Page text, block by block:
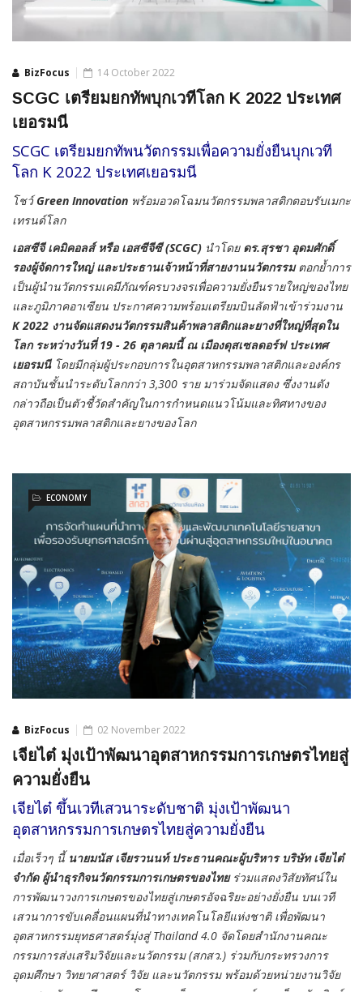
BizFocus 14 October 2022
SCGC เตรียมยกทัพบุกเวทีโลก K 2022 ประเทศ
เยอรมนี
SCGC เตรียมยกทัพนวัตกรรมเพื่อความยั่งยืนบุกเวที
โลก K 2022 ประเทศเยอรมนี
โชว์Green Innovation พร้อมอวดโฉมนวัตกรรมพลาสติกตอบรับเมกะ
เทรนด์โลก
เอสซีจี เคมิคอลส์ หรือ เอสซีจีซี (SCGC) นำโดยดร.สุรชา อุดมศักดิ์
รองผู้จัดการใหญ่ และประธานเจ้าหน้าที่สายงานนวัตกรรมตอกย้ำการ
เป็นผู้นำนวัตกรรมเคมีภัณฑ์ครบวงจรเพื่อความยั่งยืนรายใหญ่ของไทย
และภูมิภาคอาเซียน ประกาศความพร้อมเตรียมบินลัดฟ้าเข้าร่วมงาน
K 2022 งานจัดแสดงนวัตกรรมสินค้าพลาสติกและยางที่ใหญ่ที่สุดใน
โลก ระหว่างวันที่19 - 26 ตุลาคมนี้ ณ เมืองดุสเซลดอร์ฟ ประเทศ
เยอรมนีโดยมีกลุ่มผู้ประกอบการในอุตสาหกรรมพลาสติกและองค์กร
สถาบันชั้นนำระดับโลกกว่า 3,300 ราย มาร่วมจัดแสดง ซึ่งงานดัง
กล่าวถือเป็นตัวชี้วัดสำคัญในการกำหนดแนวโน้มและทิศทางของ
อุตสาหกรรมพลาสติกและยางของโลก
BizFocus
ECONOMY
02 November 2022
เจียไต๋ มุ่งเป้าพัฒนาอุตสาหกรรมการเกษตรไทยสู่
ความยั่งยืน
เจียไต๋ ขึ้นเวทีเสวนาระดับชาติ มุ่งเป้าพัฒนา
อุตสาหกรรมการเกษตรไทยสู่ความยั่งยืน
เมื่อเร็วๆ นี้ นายมนัส เจียรวนนท์ ประธานคณะผู้บริหาร บริษัท เจียไต๋
จำกัด ผู้นำธุรกิจนวัตกรรมการเกษตรของไทย ร่วมแสดงวิสัยทัศน์ใน
การพัฒนาวงการเกษตรของไทยสู่เกษตรอัจฉริยะอย่างยั่งยืน บนเวที
เสวนาการขับเคลื่อนแผนที่นำทางเทคโนโลยีแห่งชาติ เพื่อพัฒนา
อุตสาหกรรมยุทธศาสตร์มุ่งสู่ Thailand 4.0 จัดโดยสำนักงานคณะ
กรรมการส่งเสริมวิจัยและนวัตกรรม (สกสว.) ร่วมกับกระทรวงการ
อุดมศึกษา วิทยาศาสตร์ วิจัย และนวัตกรรม พร้อมด้วยหน่วยงานวิจัย